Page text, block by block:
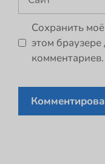
Сохранить
этом
комментариев.